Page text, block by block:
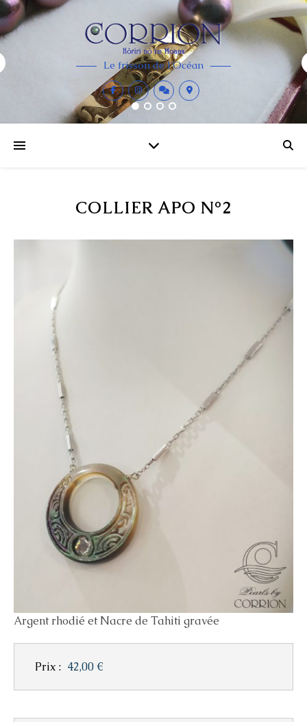
Le frisson de l'Océan
COLLIER APO N°2
Argent rhodié et Nacre de Tahiti gravée
Prix : 42,00 €